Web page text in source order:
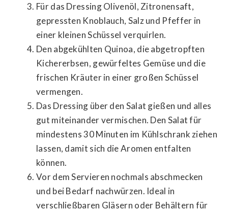
Für das Dressing Olivenöl, Zitronensaft,
gepressten Knoblauch, Salz und Pfeffer in
einer kleinen Schüssel verquirlen.
Den abgekühlten Quinoa, die abgetropften
Kichererbsen, gewürfeltes Gemüse und die
frischen Kräuter in einer großen Schüssel
vermengen.
Das Dressing über den Salat gießen und alles
gut miteinander vermischen. Den Salat für
mindestens 30 Minuten im Kühlschrank ziehen
lassen, damit sich die Aromen entfalten
können.
Vor dem Servieren nochmals abschmecken
und bei Bedarf nachwürzen. Ideal in
verschließbaren Gläsern oder Behältern für